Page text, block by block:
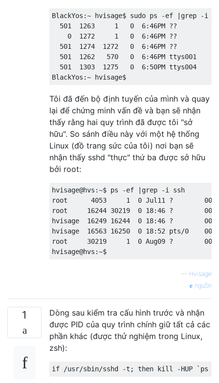
BlackYos:~ hvisage$ sudo ps -ef |grep -i
501  1263     1   0  6:46PM ??
0  1272     1   0  6:46PM ??
501  1274  1272   0  6:46PM ??
501  1262   570   0  6:46PM ttys001
501  1303  1275   0  6:50PM ttys004
Tôi đã đến bộ định tuyến của mình và quay
lại để chứng minh vấn đề và bạn sẽ nhận
thấy rằng hai quy trình đã được tôi "sở
hữu". So sánh điều này với một hệ thống
Linux (đồ trang sức của tôi) nơi bạn sẽ
nhận thấy sshd "thực" thứ ba được sở hữu
bởi root:
hvisage@hvs:~$ ps -ef |grep -i ssh
root      4053     1  0 Jul11 ?
root     16244 30219  0 18:46 ?
hvisage  16249 16244  0 18:46 ?
hvisage  16563 16250  0 18:52 pts/0
root     30219     1  0 Aug09 ?
— Hvisage
nguồn
1
Dòng sau kiểm tra cấu hình trước và nhận
được PID của quy trình chính giữ tất cả các
phần khác (được thử nghiệm trong Linux,
zsh):